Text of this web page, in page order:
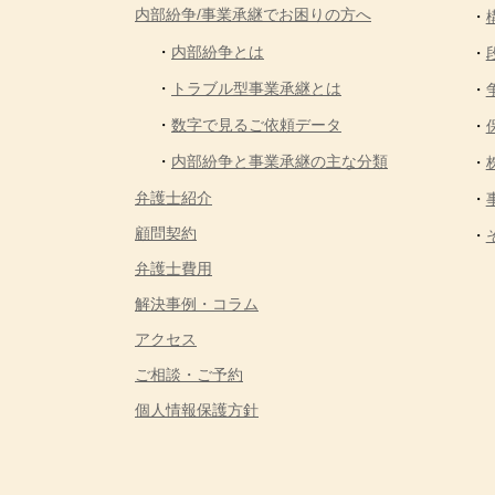
内部紛争/事業承継でお困りの方へ
内部紛争とは
トラブル型事業承継とは
数字で見るご依頼データ
内部紛争と事業承継の主な分類
弁護士紹介
顧問契約
弁護士費用
解決事例・コラム
アクセス
ご相談・ご予約
個人情報保護方針